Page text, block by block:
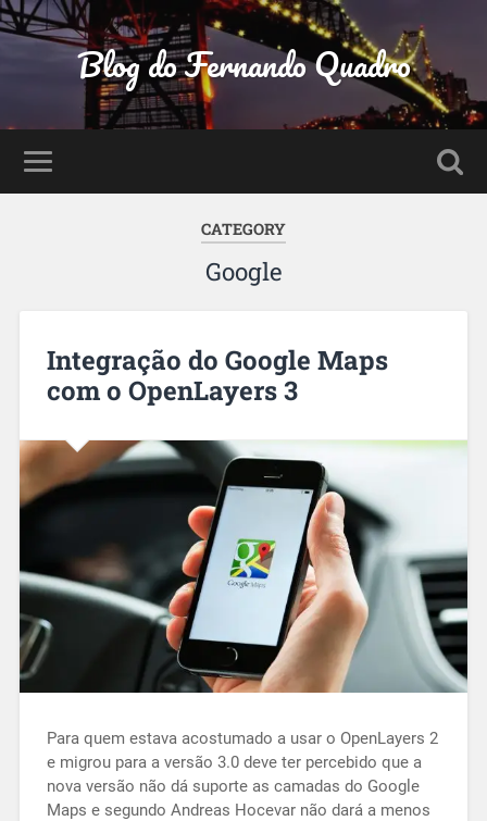
Blog do Fernando Quadro
CATEGORY
Google
Integração do Google Maps
com o OpenLayers 3
Para quem estava acostumado a usar o OpenLayers 2
e migrou para a versão 3.0 deve ter percebido que a
nova versão não dá suporte as camadas do Google
Maps e segundo Andreas Hocevar não dará a menos